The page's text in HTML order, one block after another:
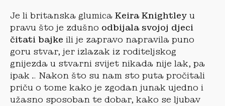
Je li britanska glumica Keira Knightley u
pravu što je zdušno odbijala svojoj djeci
čitati bajke ili je zapravo napravila puno
goru stvar, jer izlazak iz roditeljskog
gnijezda u stvarni svijet nikada nije lak, pa
ipak… Nakon što su nam sto puta pročitali
priču o tome kako je zgodan junak ujedno i
užasno sposoban te dobar, kako se ljubav